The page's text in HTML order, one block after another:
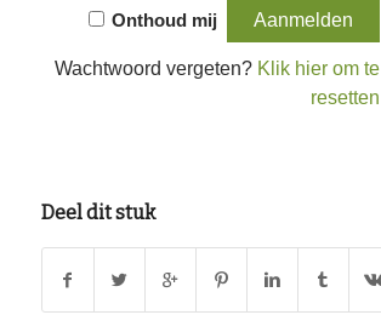
Onthoud mij
Wachtwoord vergeten? Klik hier om te
resetten
Deel dit stuk